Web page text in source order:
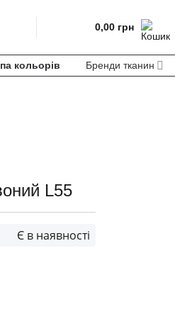
0,00 грн
кольорів Бренди тканин
L55
Є в наявності